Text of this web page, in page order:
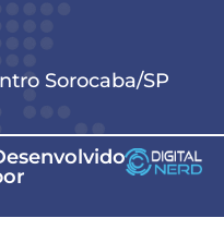
Sorocaba/SP